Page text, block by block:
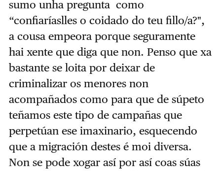
sumo unha pregunta como
“confiaríaslles o coidado do teu fillo/a?",
a cousa empeora porque seguramente
hai xente que diga que non. Penso que xa
bastante se loita por deixar de
criminalizar os menores non
acompañados como para que de súpeto
teñamos este tipo de campañas que
perpetúan ese imaxinario, esquecendo
que a migración destes é moi diversa.
Non se pode xogar así por así coas súas